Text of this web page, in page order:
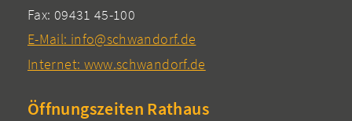
Fax: 09431 45-100
E-Mail: info@schwandorf.de
Internet: www.schwandorf.de
Öffnungszeiten Rathaus